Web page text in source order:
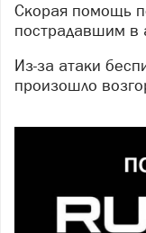
Скорая помощь потребовалась за сутки пяти
пострадавшим в
Из-за атаки беспилотников в Ярославле
произошло